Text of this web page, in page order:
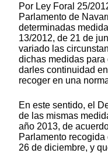
Por Ley Foral 25/
Parlamento de
determinadas
13/2012, de 21 de
variado las
dichas medidas
darles continuidad
recoger en una
En este sentido, el
de las mismas
año 2013, de
Parlamento
26 de diciembre, y